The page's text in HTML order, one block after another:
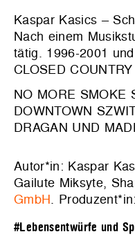
Kaspar Kasics –
Nach einem
tätig. 1996-2001
CLOSED
NO MORE SMOKE
DOWNTOWN
DRAGAN UND
Autor*in: Kaspar
Gailute Miksyte,
GmbH.
#Lebensentwürfe und